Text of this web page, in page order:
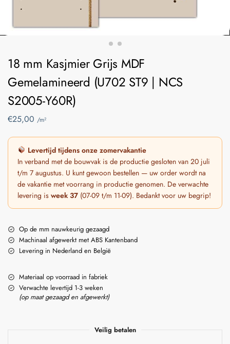
18 mm Kasjmier Grijs MDF
Gemelamineerd (U702 ST9 | NCS
S2005-Y60R)
€25,00 /m²
Levertijd tijdens onze zomervakantie
In verband met de bouwvak is de productie gesloten van 20 juli
t/m 7 augustus. U kunt gewoon bestellen — uw order wordt na
de vakantie met voorrang in productie genomen. De verwachte
levering is week 37 (07-09 t/m 11-09). Bedankt voor uw begrip!
Op de mm nauwkeurig gezaagd
Machinaal afgewerkt met ABS Kantenband
Levering in Nederland en België
Materiaal op voorraad in fabriek
Verwachte levertijd 1-3 weken
(op maat gezaagd en afgewerkt)
Veilig betalen